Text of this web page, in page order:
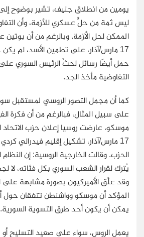
يومين من انطلاق جنيف، تشير بوضوح
ليس ثمة من حلٍّ عسكري للأزمة، وأن
الممكن لحل الأزمة. وبالرغم من أن
17 مارس/آذار، على تطمين الأسد، لم
حمل أيضًا رسائل لحثِّ الرئيس السوري على
التفاوضية مأخذ الجد.
كما أن مجمل التصور الروسي لمستقبل
على سبيل المثال، فبالرغم من أن فكرة
موسكو، عارضت روسيا إعلان حزب الاتحاد
17 مارس/آذار، تشكيل إقليم فيدرالي
الحزب. وقالت الخارجية الروسية: إن
يُترك لقرار الشعب السوري بكل فئاته، لا
وقد علَّق الأميركيون بصورة مشابهة على
المؤكد أن موسكو وواشنطن تتفقان حول أن
يمكن أن يكون أحد طرق التسوية السورية.
يعمل الروس، سواء على صعيد التسليح